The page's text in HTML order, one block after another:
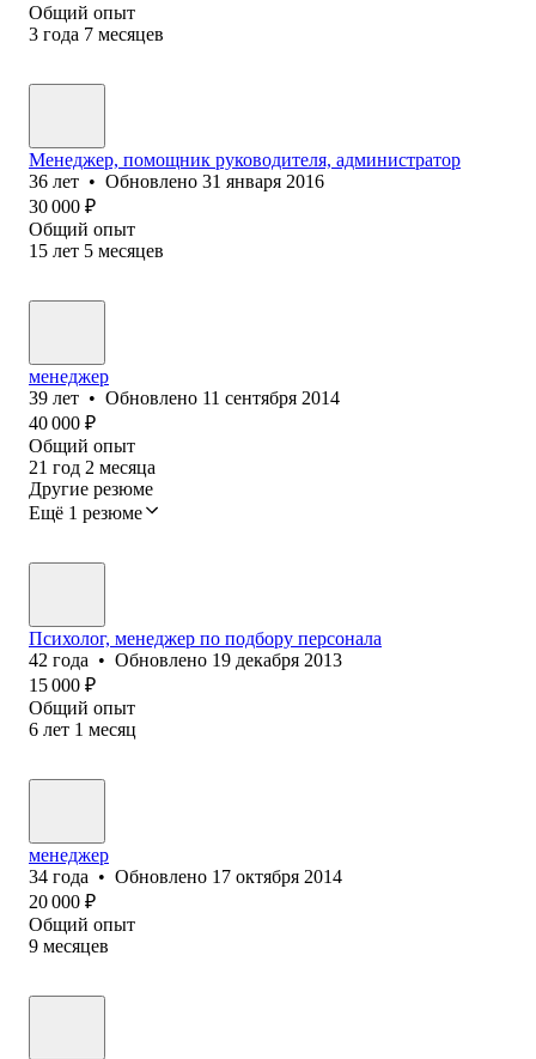
Общий опыт
3 года 7 месяцев
Менеджер, помощник руководителя, администратор
36 лет • Обновлено 31 января 2016
30 000 ₽
Общий опыт
15 лет 5 месяцев
менеджер
39 лет • Обновлено 11 сентября 2014
40 000 ₽
Общий опыт
21 год 2 месяца
Другие резюме
Ещё 1 резюме
Психолог, менеджер по подбору персонала
42 года • Обновлено 19 декабря 2013
15 000 ₽
Общий опыт
6 лет 1 месяц
менеджер
34 года • Обновлено 17 октября 2014
20 000 ₽
Общий опыт
9 месяцев